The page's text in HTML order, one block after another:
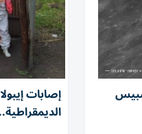
الديمقراطية..